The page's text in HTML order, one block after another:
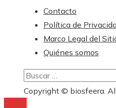
Contacto
Política de
Marco Legal del
Quiénes somos
Buscar:
Copyright © biosfeera.